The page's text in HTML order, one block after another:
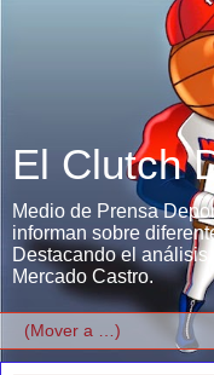
El Clutch
Medio de Prensa
informan sobre
Destacando el
Mercado Castro.